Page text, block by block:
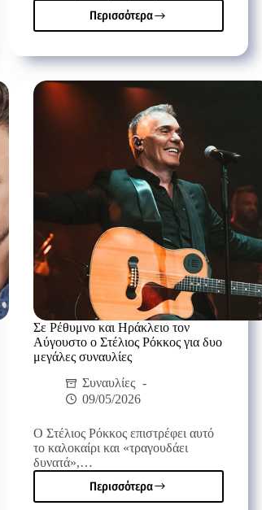
Περισσότερα
Ο
Μάνος
και
η
Βάλλια
Ειρηναίου
στη
Γιορτή
Μπανάνας
στην
Άρβη
Σε Ρέθυμνο και Ηράκλειο τον
Αύγουστο ο Στέλιος Ρόκκος για δυο
μεγάλες συναυλίες
Συναυλίες
09/05/2026
Ο Στέλιος Ρόκκος επιστρέφει αυτό
το καλοκαίρι και «τραγουδάει
δυνατά»,…
Περισσότερα
Σε
Ρέθυμνο